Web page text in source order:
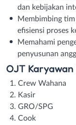
dan kebijakan
Membimbing tim
efisiensi proses
Memahami
penyusunan
OJT
Crew Wahana
Kasir
GRO/SPG
Cook